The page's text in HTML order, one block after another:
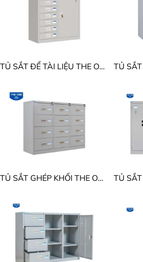
Tủ sắt gia đình
TỦ SẮT ĐỂ TÀI LIỆU THE ONE TU88-7DB
TỦ SẮT GHÉP KHỐI THE ONE TU118-12D